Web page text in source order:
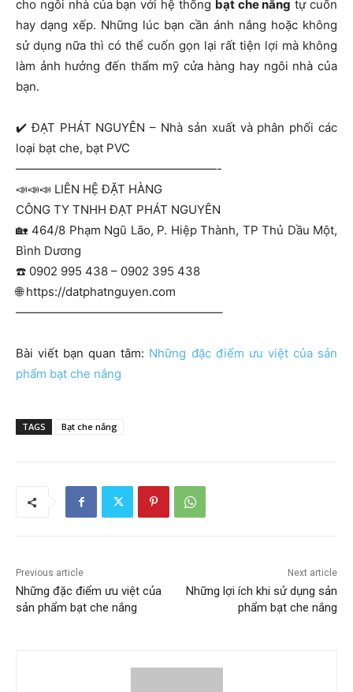
cho ngôi nhà của bạn với hệ thống bạt che nắng tự cuốn
hay dạng xếp. Những lúc bạn cần ánh nắng hoặc không
sử dụng nữa thì có thể cuốn gọn lại rất tiện lợi mà không
làm ảnh hưởng đến thẩm mỹ cửa hàng hay ngôi nhà của
bạn.
✔️ ĐẠT PHÁT NGUYÊN – Nhà sản xuất và phân phối các
loại bạt che, bạt PVC
—————————————————-
📣📣📣 LIÊN HỆ ĐẶT HÀNG
CÔNG TY TNHH ĐẠT PHÁT NGUYÊN
🏡 464/8 Phạm Ngũ Lão, P. Hiệp Thành, TP Thủ Dầu Một,
Bình Dương
☎️ 0902 995 438 – 0902 395 438
🌐https://datphatnguyen.com
—————————————————–
Bài viết bạn quan tâm: Những đặc điểm ưu việt của sản
phẩm bạt che nắng
TAGS Bạt che nắng
Previous article
Những đặc điểm ưu việt của
sản phẩm bạt che nắng
Next article
Những lợi ích khi sử dụng sản
phẩm bạt che nắng